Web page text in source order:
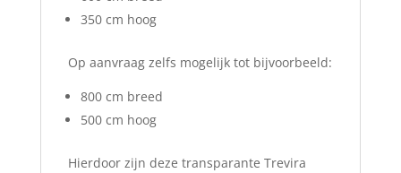
350 cm hoog
Op aanvraag zelfs mogelijk tot bijvoorbeeld:
800 cm breed
500 cm hoog
Hierdoor zijn deze transparante Trevira